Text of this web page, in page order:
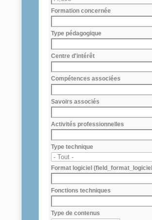
Formation concernée
Type pédagogique
Centre d'intérêt
Compétences associées
Savoirs associés
Activités professionnelles
Type technique
Format logiciel
Fonctions techniques
Type de contenus